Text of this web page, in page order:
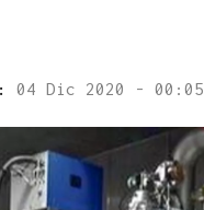
04 Dic 2020 - 00:05